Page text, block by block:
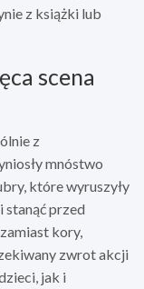
z książki lub
scena
z
mnóstwo
które wyruszyły
stanąć przed
kory,
zwrot akcji
jak i